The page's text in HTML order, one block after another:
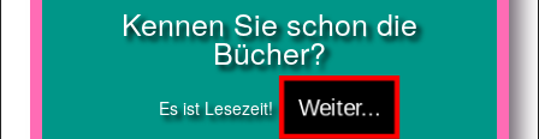
Kennen Sie schon die
Bücher?
Es ist Lesezeit!